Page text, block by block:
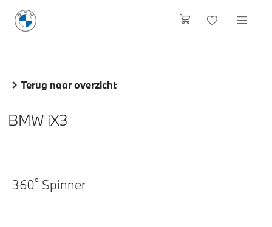
Terug naar overzicht
BMW iX3
360o Spinner